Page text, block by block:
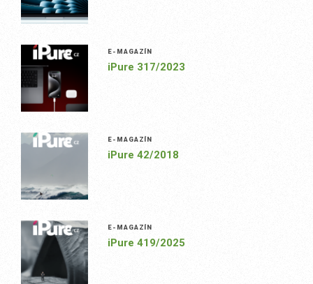
E-MAGAZÍN
iPure 317/2023
E-MAGAZÍN
iPure 42/2018
E-MAGAZÍN
iPure 419/2025